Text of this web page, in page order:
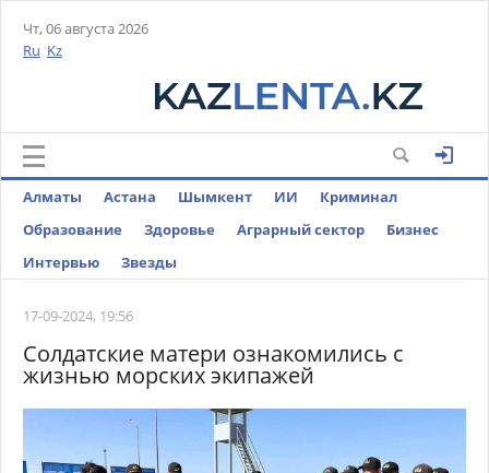
Чт, 06 августа 2026
Ru Kz
Алматы Астана Шымкент ИИ
Криминал
Образование
Здоровье Аграрный сектор
Бизнес
Интервью
Звезды
17-09-2024, 19:56
Солдатские матери ознакомились с
жизнью морских экипажей